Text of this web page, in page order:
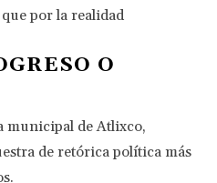
por la realidad
O
municipal de Atlixco,
de retórica política más